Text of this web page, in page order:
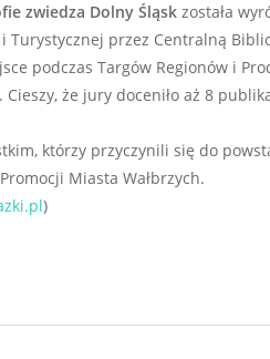
zwiedza Dolny Śląsk została
Turystycznej przez Centralną
podczas Targów Regionów i
Cieszy, że jury doceniło aż 8
którzy przyczynili się do
Miasta Wałbrzych.
)